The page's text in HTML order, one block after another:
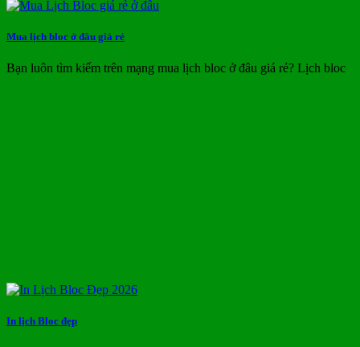
Mua lịch bloc ở đâu giá rẻ
Bạn luôn tìm kiếm trên mạng mua lịch bloc ở đâu giá rẻ? Lịch bloc
In lịch Bloc đẹp